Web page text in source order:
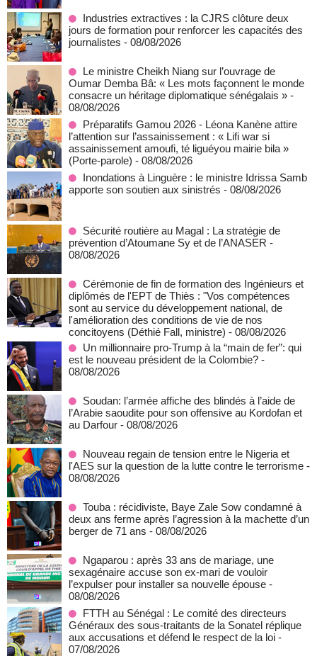
Industries extractives : la CJRS clôture deux
jours de formation pour renforcer les capacités des
journalistes - 08/08/2026
Le ministre Cheikh Niang sur l’ouvrage de
Oumar Demba Bâ: « Les mots façonnent le monde
consacre un héritage diplomatique sénégalais » -
08/08/2026
Préparatifs Gamou 2026 - Léona Kanène attire
l’attention sur l’assainissement : « Lifi war si
assainissement amoufi, té liguéyou mairie bila »
(Porte-parole) - 08/08/2026
Inondations à Linguère : le ministre Idrissa Samb
apporte son soutien aux sinistrés - 08/08/2026
Sécurité routière au Magal : La stratégie de
prévention d’Atoumane Sy et de l’ANASER -
08/08/2026
Cérémonie de fin de formation des Ingénieurs et
diplômés de l'EPT de Thiès : "Vos compétences
sont au service du développement national, de
l'amélioration des conditions de vie de nos
concitoyens (Déthié Fall, ministre) - 08/08/2026
Un millionnaire pro-Trump à la “main de fer”: qui
est le nouveau président de la Colombie? -
08/08/2026
Soudan: l’armée affiche des blindés à l’aide de
l’Arabie saoudite pour son offensive au Kordofan et
au Darfour - 08/08/2026
Nouveau regain de tension entre le Nigeria et
l'AES sur la question de la lutte contre le terrorisme -
08/08/2026
Touba : récidiviste, Baye Zale Sow condamné à
deux ans ferme après l’agression à la machette d’un
berger de 71 ans - 08/08/2026
Ngaparou : après 33 ans de mariage, une
sexagénaire accuse son ex-mari de vouloir
l’expulser pour installer sa nouvelle épouse -
08/08/2026
FTTH au Sénégal : Le comité des directeurs
Généraux des sous-traitants de la Sonatel réplique
aux accusations et défend le respect de la loi -
07/08/2026